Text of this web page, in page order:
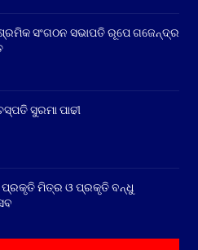
ସଂଗଠନ ସଭାପତି ରୂପେ ଗଜେନ୍ଦ୍ର
ସୁରମା ପାଢୀ
ପ୍ରକୃତି ମିତ୍ର ଓ ପ୍ରକୃତି ବନ୍ଧୁ